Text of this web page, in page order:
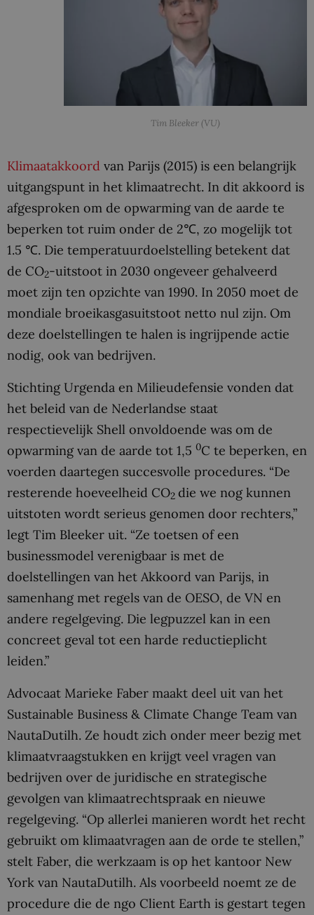
Tim Bleeker (VU)
Klimaatakkoord van Parijs (2015) is een belangrijk
uitgangspunt in het klimaatrecht. In dit akkoord is
afgesproken om de opwarming van de aarde te
beperken tot ruim onder de 2℃, zo mogelijk tot
1.5 ℃. Die temperatuurdoelstelling betekent dat
de CO2-uitstoot in 2030 ongeveer gehalveerd
moet zijn ten opzichte van 1990. In 2050 moet de
mondiale broeikasgasuitstoot netto nul zijn. Om
deze doelstellingen te halen is ingrijpende actie
nodig, ook van bedrijven.
Stichting Urgenda en Milieudefensie vonden dat
het beleid van de Nederlandse staat
respectievelijk Shell onvoldoende was om de
opwarming van de aarde tot 1,5 0C te beperken, en
voerden daartegen succesvolle procedures. “De
resterende hoeveelheid CO2 die we nog kunnen
uitstoten wordt serieus genomen door rechters,”
legt Tim Bleeker uit. “Ze toetsen of een
businessmodel verenigbaar is met de
doelstellingen van het Akkoord van Parijs, in
samenhang met regels van de OESO, de VN en
andere regelgeving. Die legpuzzel kan in een
concreet geval tot een harde reductieplicht
leiden.”
Advocaat Marieke Faber maakt deel uit van het
Sustainable Business & Climate Change Team van
NautaDutilh. Ze houdt zich onder meer bezig met
klimaatvraagstukken en krijgt veel vragen van
bedrijven over de juridische en strategische
gevolgen van klimaatrechtspraak en nieuwe
regelgeving. “Op allerlei manieren wordt het recht
gebruikt om klimaatvragen aan de orde te stellen,”
stelt Faber, die werkzaam is op het kantoor New
York van NautaDutilh. Als voorbeeld noemt ze de
procedure die de ngo Client Earth is gestart tegen